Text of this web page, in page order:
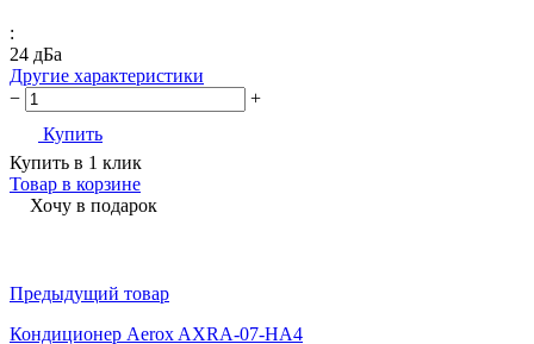
:
24 дБа
Другие характеристики
−
+
Купить
Купить в 1 клик
Товар в корзине
Хочу в подарок
Предыдущий товар
Кондиционер Aerox AXRA-07-HA4